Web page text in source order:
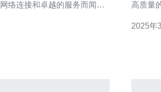
络连接和卓越的服务而闻
网络连接。 越南CN2
高质量
并提供更可靠的连
2025年